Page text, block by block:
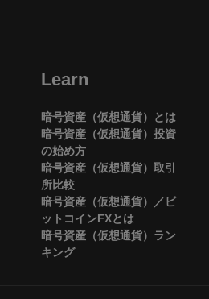
Learn
暗号資産（仮想通貨）とは
暗号資産（仮想通貨）投資
の始め方
暗号資産（仮想通貨）取引
所比較
暗号資産（仮想通貨）／ビ
ットコインFXとは
暗号資産（仮想通貨）ラン
キング